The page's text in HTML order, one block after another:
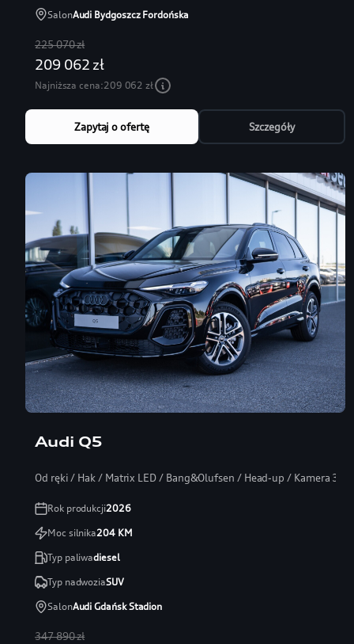
SalonAudi Bydgoszcz Fordońska
225 070 zł
209 062 zł
Najniższa cena:209 062 zł
Zapytaj o ofertę Szczegóły
Audi Q5
Od ręki / Hak / Matrix LED / Bang&Olufsen / Head-up / Kamera 360
Rok produkcji2026
Moc silnika204KM
Typ paliwadiesel
Typ nadwoziaSUV
SalonAudi Gdańsk Stadion
347 890 zł